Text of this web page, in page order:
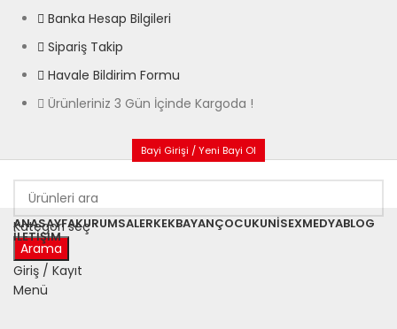
Banka Hesap Bilgileri
Sipariş Takip
Havale Bildirim Formu
Ürünleriniz 3 Gün İçinde Kargoda !
Bayi Girişi / Yeni Bayi Ol
Kategori seç
Arama
Giriş / Kayıt
Menü
ANASAYFAKURUMSALERKEKBAYANÇOCUKUNISEXMEDYABLOG
İLETIŞIM
Büyütmek için tıklayın